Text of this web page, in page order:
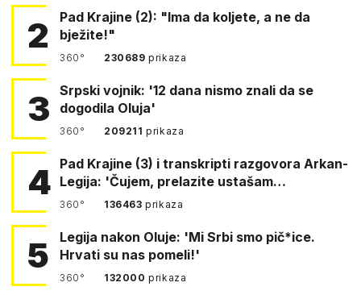
2
Pad Krajine (2): "Ima da koljete, a ne da
bježite!"
360° 230689prikaza
3
Srpski vojnik: '12 dana nismo znali da se
dogodila Oluja'
360° 209211prikaza
4 Pad Krajine (3) i transkripti razgovora Arkan-
Legija: 'Čujem, prelazite ustašam…
360° 136463prikaza
5
Legija nakon Oluje: 'Mi Srbi smo pič*ice.
Hrvati su nas pomeli!'
360° 132000prikaza